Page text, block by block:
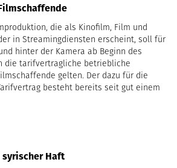
die als Kinofilm, Film und
in Streamingdiensten erscheint, soll für
hinter der Kamera ab Beginn des
die tarifvertragliche betriebliche
gelten. Der dazu für die
besteht bereits seit gut einem
Haft